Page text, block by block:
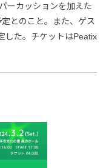
ーカッションを加えた
とのこと。また、ゲス
した。チケットはPeatix